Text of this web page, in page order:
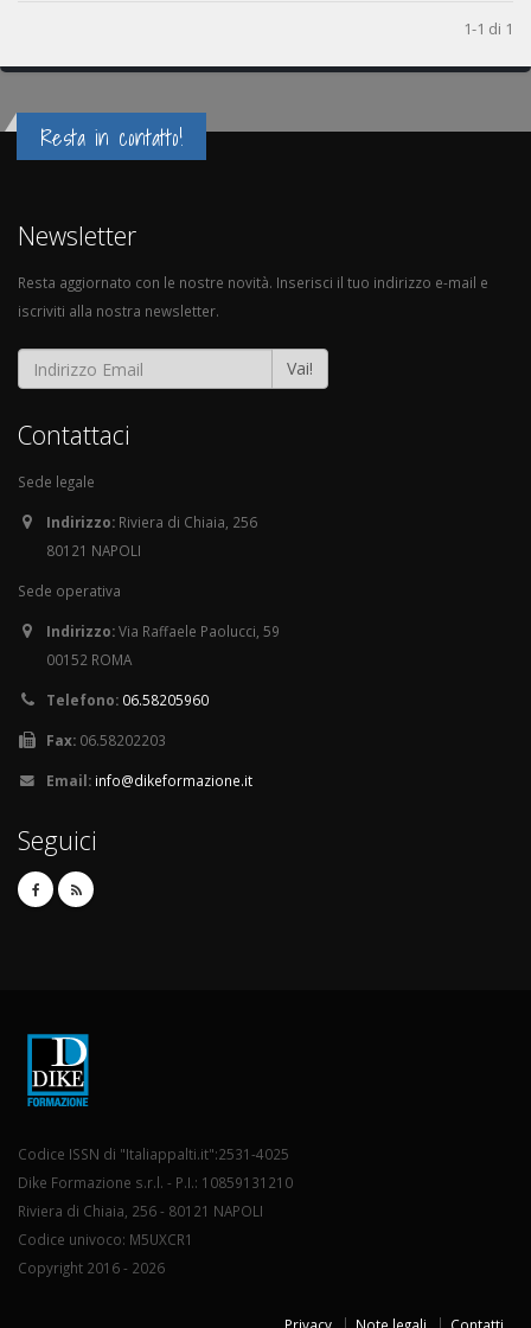
1-1 di 1
Resta in contatto!
Newsletter
Resta aggiornato con le nostre novità. Inserisci il tuo indirizzo e-mail e
iscriviti alla nostra newsletter.
Vai!
Contattaci
Sede legale
Indirizzo: Riviera di Chiaia, 256
80121 NAPOLI
Sede operativa
Indirizzo:Via Raffaele Paolucci, 59
00152 ROMA
Telefono: 06.58205960
Fax: 06.58202203
Email: info@dikeformazione.it
Seguici
Codice ISSN di "Italiappalti.it":2531-4025
Dike Formazione s.r.l. - P.I.: 10859131210
Riviera di Chiaia, 256 - 80121 NAPOLI
Codice univoco: M5UXCR1
Copyright 2016 - 2026